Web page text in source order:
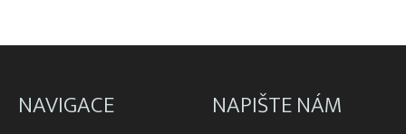
NAVIGACE NAPIŠTE NÁM